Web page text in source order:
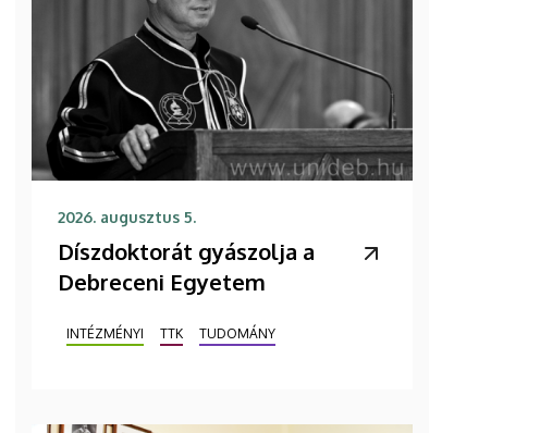
2026. augusztus 5.
Díszdoktorát gyászolja a
Debreceni Egyetem
INTÉZMÉNYI TTK TUDOMÁNY